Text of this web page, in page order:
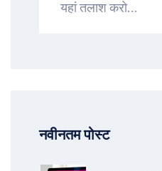
नवीनतम पोस्ट